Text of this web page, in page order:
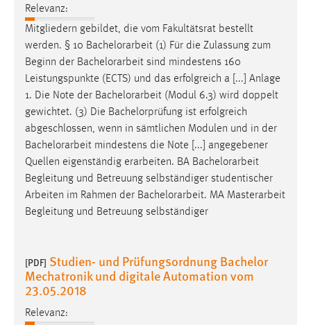
Relevanz:
Mitgliedern gebildet, die vom Fakultätsrat bestellt
werden. § 10 Bachelorarbeit (1) Für die Zulassung zum
Beginn der Bachelorarbeit sind mindestens 160
Leistungspunkte (ECTS) und das erfolgreich a [...] Anlage
1. Die Note der Bachelorarbeit (Modul 6.3) wird doppelt
gewichtet. (3) Die Bachelorprüfung ist erfolgreich
abgeschlossen, wenn in sämtlichen Modulen und in der
Bachelorarbeit mindestens die Note [...] angegebener
Quellen eigenständig erarbeiten. BA Bachelorarbeit
Begleitung und Betreuung selbständiger studentischer
Arbeiten im Rahmen der Bachelorarbeit. MA Masterarbeit
Begleitung und Betreuung selbständiger
[PDF] Studien- und Prüfungsordnung Bachelor
Mechatronik und digitale Automation vom
23.05.2018
Relevanz: